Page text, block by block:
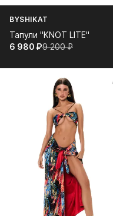
BYSHIKAT
Тапули "KNOT LITE"
6 980⁠ ⁠₽9 200⁠ ⁠₽